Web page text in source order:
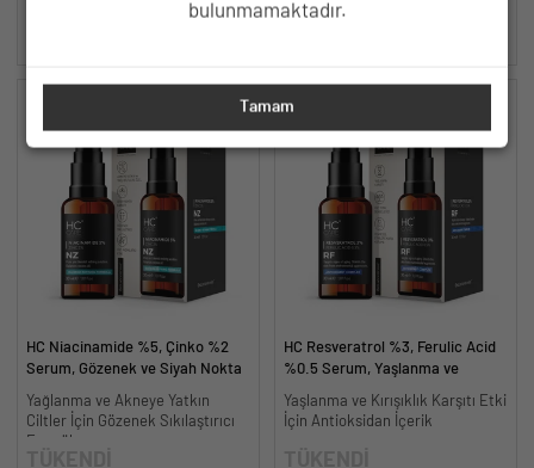
HC Niacinamide %5, Çinko %2
Serum, Gözenek ve Siyah Nokta
30 ml.
Yağlanma ve Akneye Yatkın
Ciltler İçin Gözenek Sıkılaştırıcı
Formül
HC Resveratrol %3, Ferulic Acid
%0.5 Serum, Yaşlanma ve
Yaşlanma ve Kırışıklık Karşıtı Etki
İçin Antioksidan İçerik
bulunmamaktadır.
Tamam